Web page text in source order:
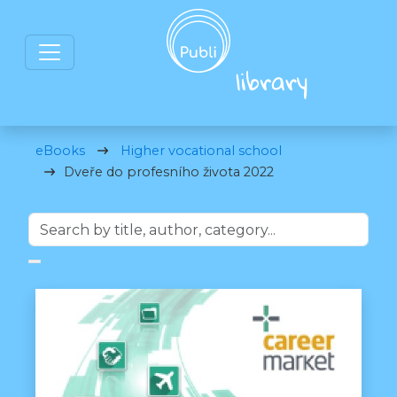
eBooks
Higher vocational school
Dveře do profesního života 2022